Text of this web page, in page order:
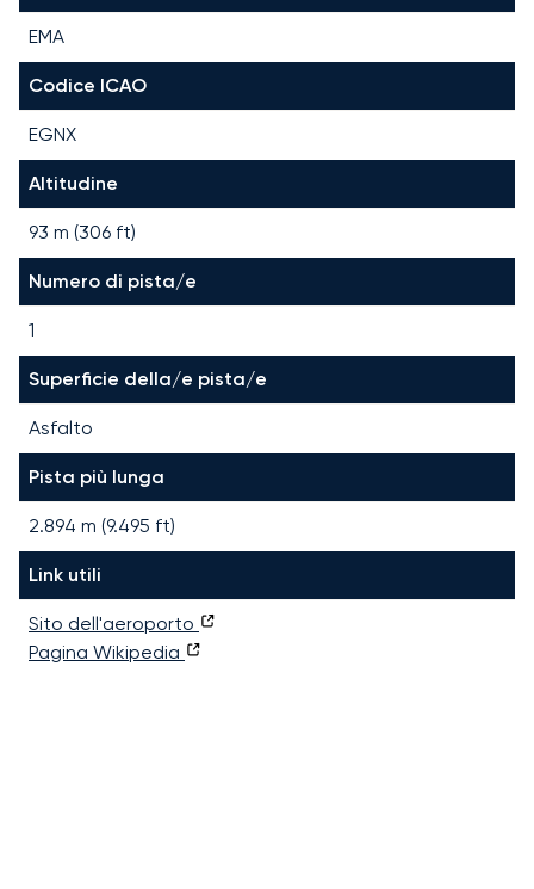
EMA
Codice ICAO
EGNX
Altitudine
93 m (306 ft)
Numero di pista/e
1
Superficie della/e pista/e
Asfalto
Pista più lunga
2.894 m (9.495 ft)
Link utili
Sito dell'aeroporto
Pagina Wikipedia